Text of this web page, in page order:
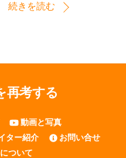
続きを読む
再考する
動画と写真
ター紹介
お問い合せ
ついて